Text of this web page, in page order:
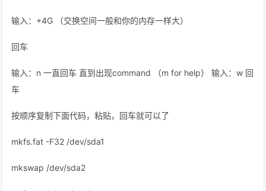
输入：+4G （交换空间一般和你的内存一样大）
回车
输入：n 一直回车 直到出现command （m for help） 输入：w 回
车
按顺序复制下面代码，粘贴，回车就可以了
mkfs.fat -F32 /dev/sda1
mkswap /dev/sda2